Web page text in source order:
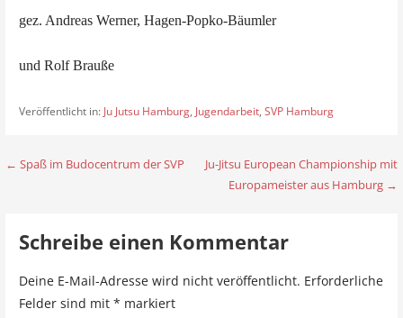
gez. Andreas Werner, Hagen-Popko-Bäumler
und Rolf Brauße
Veröffentlicht in: Ju Jutsu Hamburg, Jugendarbeit, SVP Hamburg
B
← Spaß im Budocentrum der SVP
Ju-Jitsu European Championship mit
Europameister aus Hamburg →
Schreibe einen Kommentar
Deine E-Mail-Adresse wird nicht veröffentlicht. Erforderliche
Felder sind mit * markiert